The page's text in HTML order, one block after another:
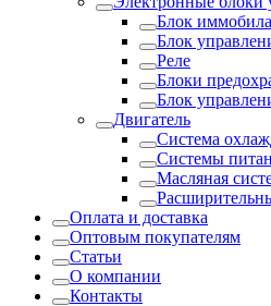
Блок
Блок
Реле
Блоки
Блок
Двигатель
Система
Системы
Масляная
Оплата и доставка
Оптовым покупателям
Статьи
О компании
Контакты